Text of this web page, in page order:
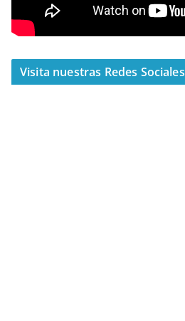
Visita nuestras Redes Sociales